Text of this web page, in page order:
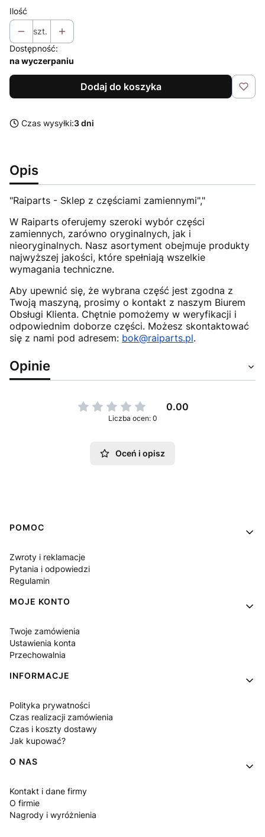
Ilość
szt.
Dostępność:
na wyczerpaniu
Dodaj do koszyka
Czas wysyłki:3 dni
Opis
"Raiparts - Sklep z częściami zamiennymi","
W Raiparts oferujemy szeroki wybór części
zamiennych, zarówno oryginalnych, jak i
nieoryginalnych. Nasz asortyment obejmuje produkty
najwyższej jakości, które spełniają wszelkie
wymagania techniczne.
Aby upewnić się, że wybrana część jest zgodna z
Twoją maszyną, prosimy o kontakt z naszym Biurem
Obsługi Klienta. Chętnie pomożemy w weryfikacji i
odpowiednim doborze części. Możesz skontaktować
się z nami pod adresem: bok@raiparts.pl.
Opinie
0.00
Liczba ocen: 0
Oceń i opisz
Linki w stopce
POMOC
Zwroty i reklamacje
Pytania i odpowiedzi
Regulamin
MOJE KONTO
Twoje zamówienia
Ustawienia konta
Przechowalnia
INFORMACJE
Polityka prywatności
Czas realizacji zamówienia
Czas i koszty dostawy
Jak kupować?
O NAS
Kontakt i dane firmy
O firmie
Nagrody i wyróżnienia